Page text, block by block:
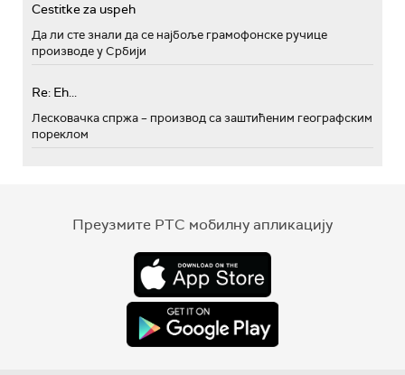
Cestitke za uspeh
Да ли сте знали да се најбоље грамофонске ручице
производе у Србији
Re: Eh...
Лесковачка спржа – производ са заштићеним географским
пореклом
Преузмите РТС мобилну апликацију